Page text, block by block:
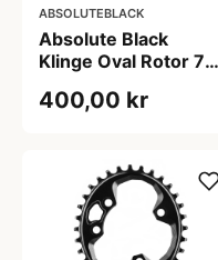
ABSOLUTEBLACK
Absolute Black
Klinge Oval Rotor 76
30)
400,00 kr